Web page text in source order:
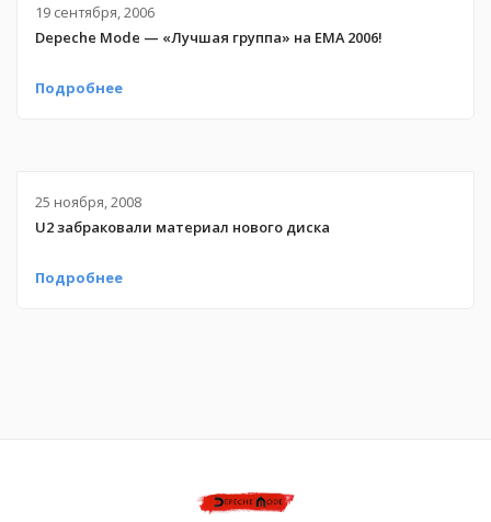
19 сентября, 2006
Depeche Mode — «Лучшая группа» на EMA 2006!
Подробнее
25 ноября, 2008
U2 забраковали материал нового диска
Подробнее